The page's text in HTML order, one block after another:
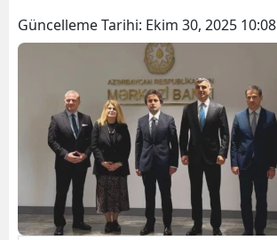
Güncelleme Tarihi: Ekim 30, 2025 10:08